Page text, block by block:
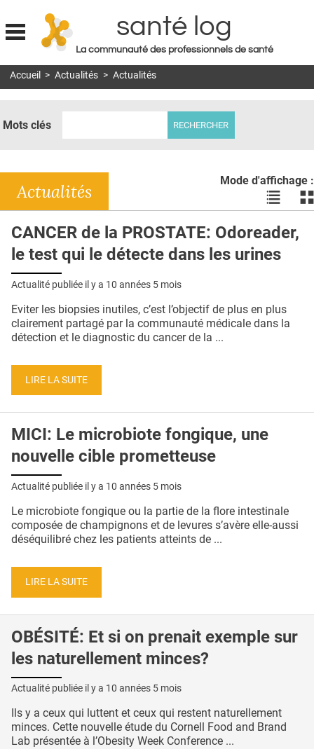
Jump to navigation
santé log
La communauté des professionnels de santé
MON COMPTE
DOSSIERS
RÉSEAUX
E-REVUE SAD
QUI SOMMES-NOUS ?
CONDITIONS GÉNÉRALES
CRÉDITS
Accueil > Actualités > Actualités
Mots clés
Mode d'affichage :
Voir
les
en
liste
les
Actualités
CANCER de la PROSTATE: Odoreader,
le test qui le détecte dans les urines
Actualité publiée il y a 10 années 5 mois
Eviter les biopsies inutiles, c’est l’objectif de plus en plus
clairement partagé par la communauté médicale dans la
détection et le diagnostic du cancer de la ...
LIRE LA SUITE
MICI: Le microbiote fongique, une
nouvelle cible prometteuse
Actualité publiée il y a 10 années 5 mois
Le microbiote fongique ou la partie de la flore intestinale
composée de champignons et de levures s’avère elle-aussi
déséquilibré chez les patients atteints de ...
LIRE LA SUITE
OBÉSITÉ: Et si on prenait exemple sur
les naturellement minces?
Actualité publiée il y a 10 années 5 mois
Ils y a ceux qui luttent et ceux qui restent naturellement
minces. Cette nouvelle étude du Cornell Food and Brand
Lab présentée à l’Obesity Week Conference ...